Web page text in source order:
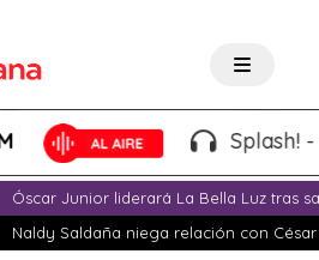
Splash! -
Óscar Junior liderará La Bella Luz tras
Naldy Saldaña niega relación con